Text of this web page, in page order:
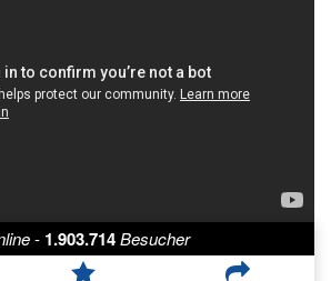
- 1.903.714Besucher